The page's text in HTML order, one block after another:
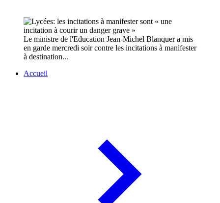
Le ministre de l'Education Jean-Michel Blanquer a mis
en garde mercredi soir contre les incitations à manifester
à destination...
Accueil